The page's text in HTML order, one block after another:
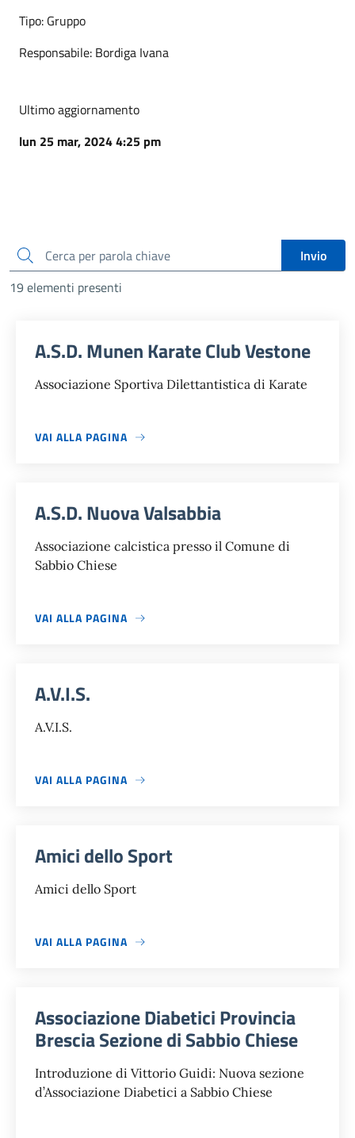
Tipo: Gruppo
Responsabile: Bordiga Ivana
Ultimo aggiornamento
lun 25 mar, 2024 4:25 pm
cerca
Invio
19 elementi presenti
A.S.D. Munen Karate Club Vestone
Associazione Sportiva Dilettantistica di Karate
VAI ALLA PAGINA
A.S.D. Nuova Valsabbia
Associazione calcistica presso il Comune di
Sabbio Chiese
VAI ALLA PAGINA
A.V.I.S.
A.V.I.S.
VAI ALLA PAGINA
Amici dello Sport
Amici dello Sport
VAI ALLA PAGINA
Associazione Diabetici Provincia
Brescia Sezione di Sabbio Chiese
Introduzione di Vittorio Guidi: Nuova sezione
d’Associazione Diabetici a Sabbio Chiese